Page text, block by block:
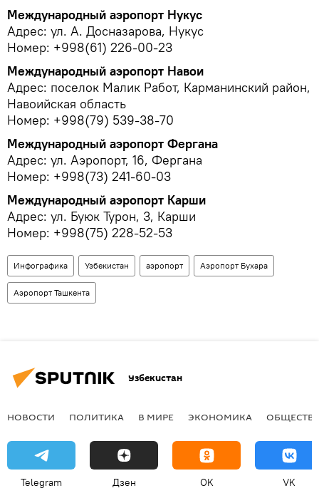
Международный аэропорт Нукус
Адрес: ул. А. Досназарова, Нукус
Номер: +998(61) 226-00-23
Международный аэропорт Навои
Адрес: поселок Малик Работ, Карманинский район,
Навоийская область
Номер: +998(79) 539-38-70
Международный аэропорт Фергана
Адрес: ул. Аэропорт, 16, Фергана
Номер: +998(73) 241-60-03
Международный аэропорт Карши
Адрес: ул. Буюк Турон, 3, Карши
Номер: +998(75) 228-52-53
Инфографика Узбекистан аэропорт Аэропорт Бухара
Аэропорт Ташкента
Узбекистан
НОВОСТИ ПОЛИТИКА В МИРЕ ЭКОНОМИКА
Telegram Дзен OK VK